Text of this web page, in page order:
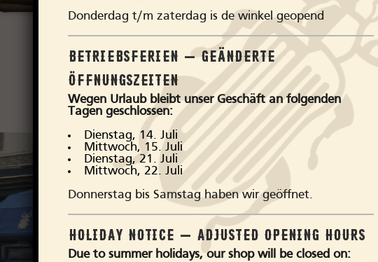
Shop in onze Winkels
Donderdag t/m zaterdag is de winkel geopend
BETRIEBSFERIEN – GEÄNDERTE
ÖFFNUNGSZEITEN
Wegen Urlaub bleibt unser Geschäft an folgenden
Tagen geschlossen:
Dienstag, 14. Juli
Mittwoch, 15. Juli
Dienstag, 21. Juli
Mittwoch, 22. Juli
Donnerstag bis Samstag haben wir geöffnet.
HOLIDAY NOTICE – ADJUSTED OPENING HOURS
Due to summer holidays, our shop will be closed on: